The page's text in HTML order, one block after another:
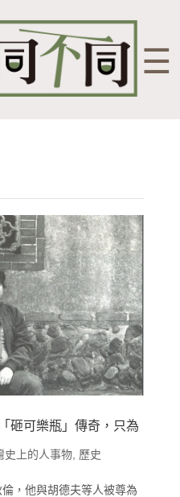
☰
砸可樂瓶」傳奇，只為
史上的人事物, 歷史
，他與胡德夫等人被尊為